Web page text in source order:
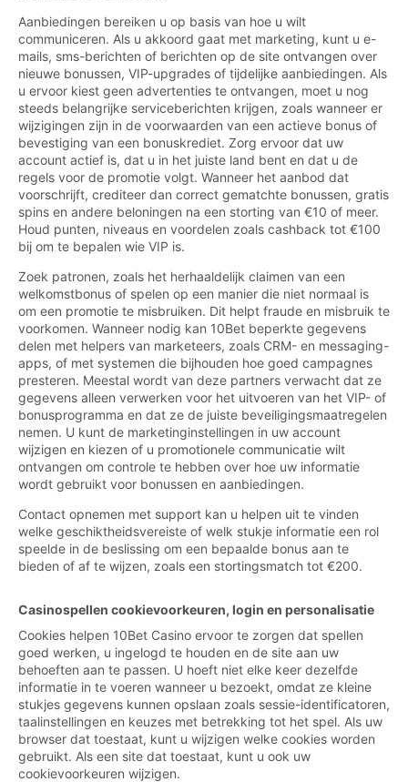
Aanbiedingen bereiken u op basis van hoe u wilt
communiceren. Als u akkoord gaat met marketing, kunt u e-
mails, sms-berichten of berichten op de site ontvangen over
nieuwe bonussen, VIP-upgrades of tijdelijke aanbiedingen. Als
u ervoor kiest geen advertenties te ontvangen, moet u nog
steeds belangrijke serviceberichten krijgen, zoals wanneer er
wijzigingen zijn in de voorwaarden van een actieve bonus of
bevestiging van een bonuskrediet. Zorg ervoor dat uw
account actief is, dat u in het juiste land bent en dat u de
regels voor de promotie volgt. Wanneer het aanbod dat
voorschrijft, crediteer dan correct gematchte bonussen, gratis
spins en andere beloningen na een storting van €10 of meer.
Houd punten, niveaus en voordelen zoals cashback tot €100
bij om te bepalen wie VIP is.
Zoek patronen, zoals het herhaaldelijk claimen van een
welkomstbonus of spelen op een manier die niet normaal is
om een promotie te misbruiken. Dit helpt fraude en misbruik te
voorkomen. Wanneer nodig kan 10Bet beperkte gegevens
delen met helpers van marketeers, zoals CRM- en messaging-
apps, of met systemen die bijhouden hoe goed campagnes
presteren. Meestal wordt van deze partners verwacht dat ze
gegevens alleen verwerken voor het uitvoeren van het VIP- of
bonusprogramma en dat ze de juiste beveiligingsmaatregelen
nemen. U kunt de marketinginstellingen in uw account
wijzigen en kiezen of u promotionele communicatie wilt
ontvangen om controle te hebben over hoe uw informatie
wordt gebruikt voor bonussen en aanbiedingen.
Contact opnemen met support kan u helpen uit te vinden
welke geschiktheidsvereiste of welk stukje informatie een rol
speelde in de beslissing om een bepaalde bonus aan te
bieden of af te wijzen, zoals een stortingsmatch tot €200.
Casinospellen cookievoorkeuren, login en personalisatie
Cookies helpen 10Bet Casino ervoor te zorgen dat spellen
goed werken, u ingelogd te houden en de site aan uw
behoeften aan te passen. U hoeft niet elke keer dezelfde
informatie in te voeren wanneer u bezoekt, omdat ze kleine
stukjes gegevens kunnen opslaan zoals sessie-identificatoren,
taalinstellingen en keuzes met betrekking tot het spel. Als uw
browser dat toestaat, kunt u wijzigen welke cookies worden
gebruikt. Als een site dat toestaat, kunt u ook uw
cookievoorkeuren wijzigen.